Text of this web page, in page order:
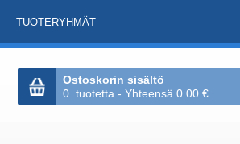
TUOTERYHMÄT
Ostoskorin sisältö
0 tuotetta - Yhteensä 0.00 €